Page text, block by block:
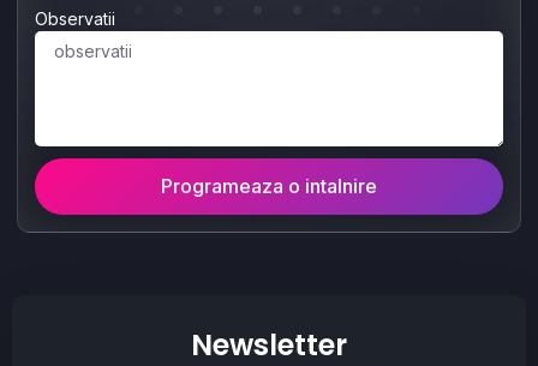
Observatii
Programeaza o intalnire
Newsletter